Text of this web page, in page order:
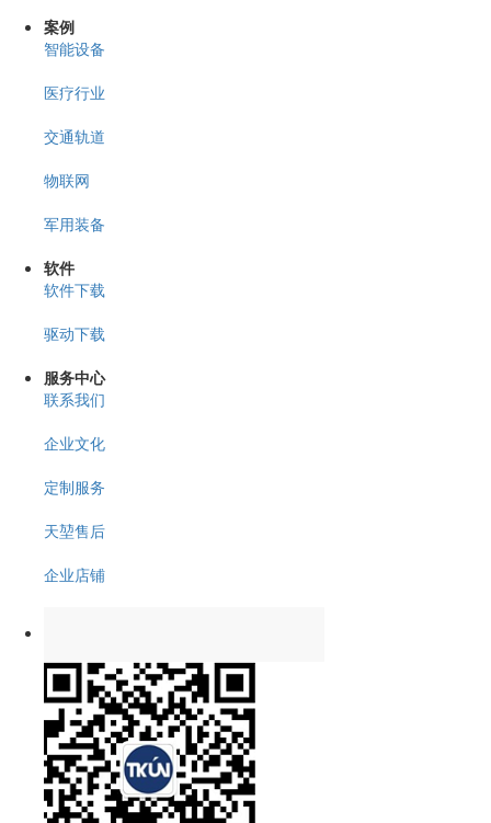
案例
智能设备
医疗行业
交通轨道
物联网
军用装备
软件
软件下载
驱动下载
服务中心
联系我们
企业文化
定制服务
天堃售后
企业店铺